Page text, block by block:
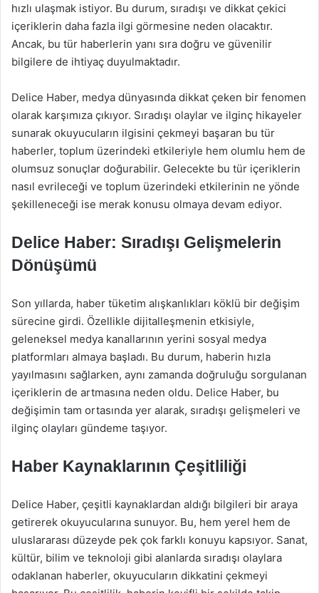
hızlı ulaşmak istiyor. Bu durum, sıradışı ve dikkat çekici
içeriklerin daha fazla ilgi görmesine neden olacaktır.
Ancak, bu tür haberlerin yanı sıra doğru ve güvenilir
bilgilere de ihtiyaç duyulmaktadır.
Delice Haber, medya dünyasında dikkat çeken bir fenomen
olarak karşımıza çıkıyor. Sıradışı olaylar ve ilginç hikayeler
sunarak okuyucuların ilgisini çekmeyi başaran bu tür
haberler, toplum üzerindeki etkileriyle hem olumlu hem de
olumsuz sonuçlar doğurabilir. Gelecekte bu tür içeriklerin
nasıl evrileceği ve toplum üzerindeki etkilerinin ne yönde
şekilleneceği ise merak konusu olmaya devam ediyor.
Delice Haber: Sıradışı Gelişmelerin
Dönüşümü
Son yıllarda, haber tüketim alışkanlıkları köklü bir değişim
sürecine girdi. Özellikle dijitalleşmenin etkisiyle,
geleneksel medya kanallarının yerini sosyal medya
platformları almaya başladı. Bu durum, haberin hızla
yayılmasını sağlarken, aynı zamanda doğruluğu sorgulanan
içeriklerin de artmasına neden oldu. Delice Haber, bu
değişimin tam ortasında yer alarak, sıradışı gelişmeleri ve
ilginç olayları gündeme taşıyor.
Haber Kaynaklarının Çeşitliliği
Delice Haber, çeşitli kaynaklardan aldığı bilgileri bir araya
getirerek okuyucularına sunuyor. Bu, hem yerel hem de
uluslararası düzeyde pek çok farklı konuyu kapsıyor. Sanat,
kültür, bilim ve teknoloji gibi alanlarda sıradışı olaylara
odaklanan haberler, okuyucuların dikkatini çekmeyi